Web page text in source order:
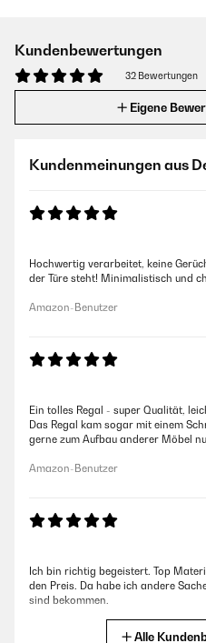
Kundenbewertungen
32 Bewertungen
Eigene
Kundenmeinungen aus
Hochwertig verarbeitet, keine
der Türe steht! Minimalistisch und
Amazon-Benutzer
Ein tolles Regal - super Qualität,
Das Regal kam sogar mit einem
gerne zum Aufbau anderer Möbel
Amazon-Benutzer
Ich bin richtig begeistert. Top
den Preis. Da habe ich andere
sind bekommen.
Alle